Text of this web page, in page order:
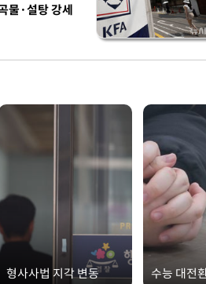
·설탕 강세
형사사법 지각 변동 수능 대전